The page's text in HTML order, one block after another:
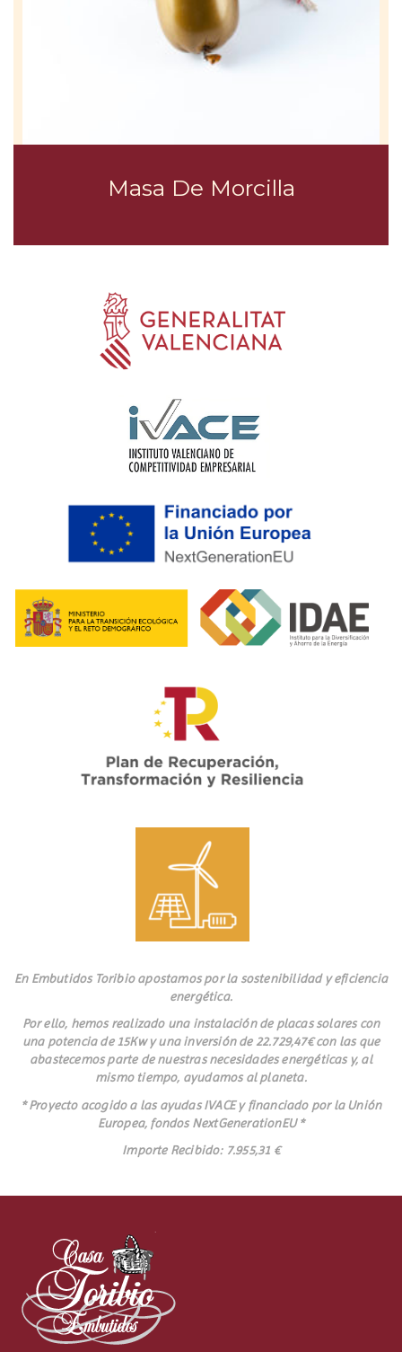
Masa De Morcilla
En Embutidos Toribio apostamos por la sostenibilidad y eficiencia
energética.
Por ello, hemos realizado una instalación de placas solares con
una potencia de 15Kw y una inversión de 22.729,47€ con las que
abastecemos parte de nuestras necesidades energéticas y, al
mismo tiempo, ayudamos al planeta.
* Proyecto acogido a las ayudas IVACE y financiado por la Unión
Europea, fondos NextGenerationEU *
Importe Recibido: 7.955,31 €